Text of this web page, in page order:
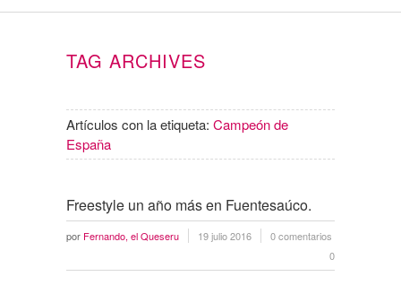
TAG ARCHIVES
Artículos con la etiqueta: Campeón de
España
Freestyle un año más en Fuentesaúco.
por Fernando, el Queseru 19 julio 2016
0 comentarios
0